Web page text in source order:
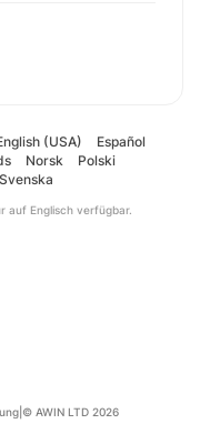
(USA)
Español
Norsk
Polski
Svenska
auf Englisch verfügbar.
© AWIN LTD 2026